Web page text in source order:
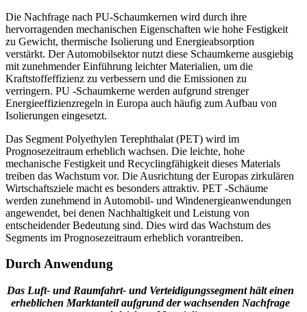
Die Nachfrage nach PU-Schaumkernen wird durch ihre
hervorragenden mechanischen Eigenschaften wie hohe Festigkeit
zu Gewicht, thermische Isolierung und Energieabsorption
verstärkt. Der Automobilsektor nutzt diese Schaumkerne ausgiebig
mit zunehmender Einführung leichter Materialien, um die
Kraftstoffeffizienz zu verbessern und die Emissionen zu
verringern. PU -Schaumkerne werden aufgrund strenger
Energieeffizienzregeln in Europa auch häufig zum Aufbau von
Isolierungen eingesetzt.
Das Segment Polyethylen Terephthalat (PET) wird im
Prognosezeitraum erheblich wachsen. Die leichte, hohe
mechanische Festigkeit und Recyclingfähigkeit dieses Materials
treiben das Wachstum vor. Die Ausrichtung der Europas zirkulären
Wirtschaftsziele macht es besonders attraktiv. PET -Schäume
werden zunehmend in Automobil- und Windenergieanwendungen
angewendet, bei denen Nachhaltigkeit und Leistung von
entscheidender Bedeutung sind. Dies wird das Wachstum des
Segments im Prognosezeitraum erheblich vorantreiben.
Durch Anwendung
Das Luft- und Raumfahrt- und Verteidigungssegment hält einen
erheblichen Marktanteil aufgrund der wachsenden Nachfrage